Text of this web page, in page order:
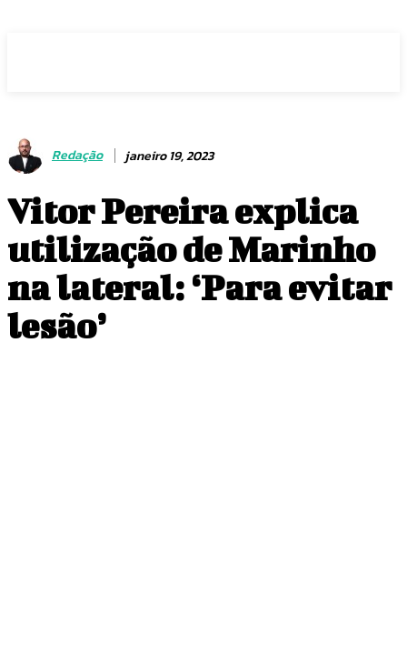
Redação janeiro 19, 2023
Vitor Pereira explica
utilização de Marinho
na lateral: ‘Para evitar
lesão’